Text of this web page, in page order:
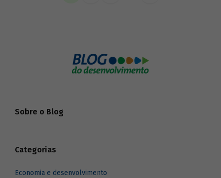
Sobre o Blog
Categorias
Economia e desenvolvimento